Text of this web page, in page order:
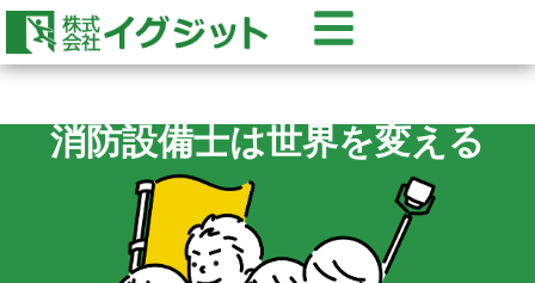
消防設備士は世界を変える